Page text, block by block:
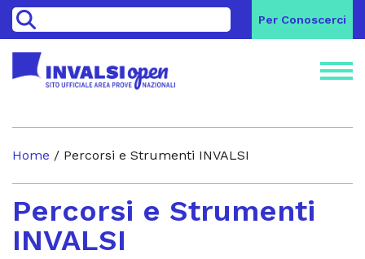
> Per Conoscerci
Home / Percorsi e Strumenti INVALSI
Percorsi e Strumenti
INVALSI